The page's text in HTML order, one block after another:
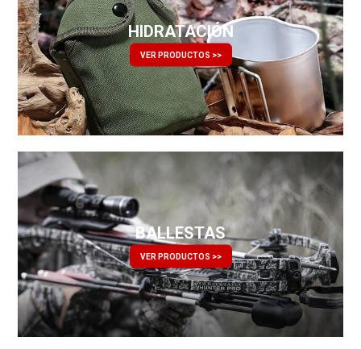
HIDRATACIÓN
VER PRODUCTOS >>
BALLESTAS
VER PRODUCTOS >>